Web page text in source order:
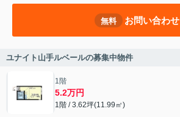
無料 お問い合わせ
ユナイト山手ルベールの募集中物件
1階
5.2万円
1階 / 3.62坪(11.99㎡)